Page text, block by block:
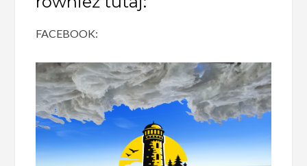
FACEBOOK: